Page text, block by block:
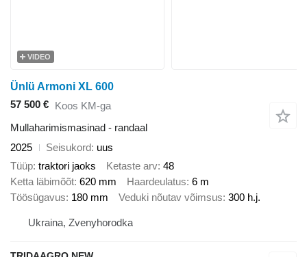
VIDEO
Ünlü Armoni XL 600
57 500 € Koos KM-ga
Mullaharimismasinad - randaal
2025
Seisukord uus
Tüüp traktori jaoks Ketaste arv 48
Ketta läbimõõt 620 mm Haardeulatus 6 m
Töösügavus 180 mm Veduki nõutav võimsus 300 h.j.
Ukraina, Zvenyhorodka